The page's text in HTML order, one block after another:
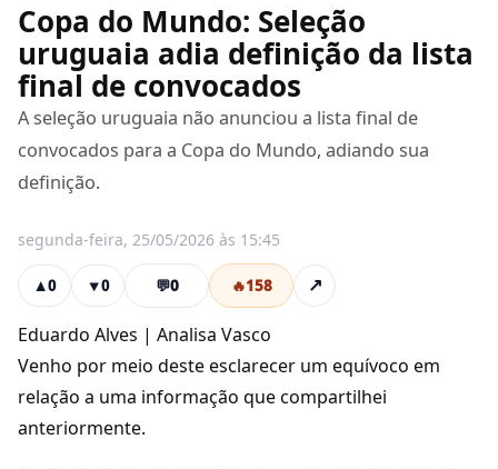
Copa do Mundo: Seleção
uruguaia adia definição da lista
final de convocados
A seleção uruguaia não anunciou a lista final de
convocados para a Copa do Mundo, adiando sua
definição.
segunda-feira, 25/05/2026 às 15:45
▲0 ▼0 💬0 🔥158 ↗
Eduardo Alves | Analisa Vasco
Venho por meio deste esclarecer um equívoco em
relação a uma informação que compartilhei
anteriormente.